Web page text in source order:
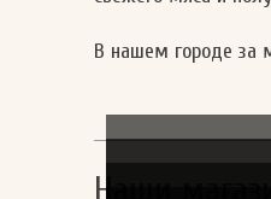
В нашем городе за
Наши